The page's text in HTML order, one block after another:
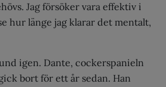
Jag försöker vara effektiv i
hur länge jag klarar det mentalt,
igen. Dante, cockerspanieln
bort för ett år sedan. Han